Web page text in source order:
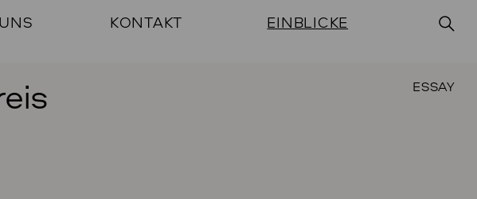
KONTAKT EINBLICKE
ESSAY